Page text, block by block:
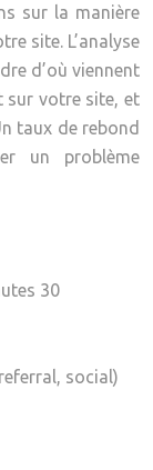
sur la manière
site. L’analyse
d’où viennent
sur votre site, et
taux de rebond
un problème
30
social)